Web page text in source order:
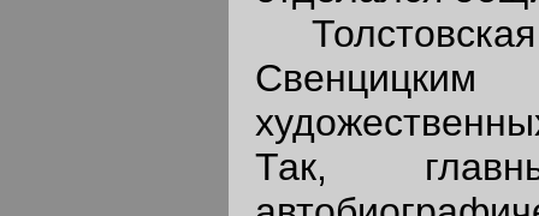
Толстовская
Так,